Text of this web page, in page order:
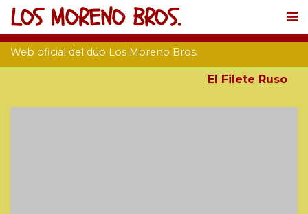
LOS MORENO BROS.
Web oficial del dúo Los Moreno Bros.
El Filete Ruso